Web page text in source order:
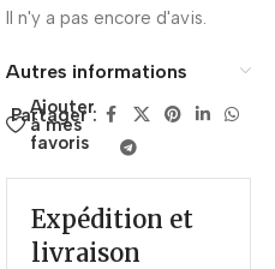
Il n'y a pas encore d'avis.
Autres informations
Ajouter
à mes
favoris
Partager :
Expédition et
livraison